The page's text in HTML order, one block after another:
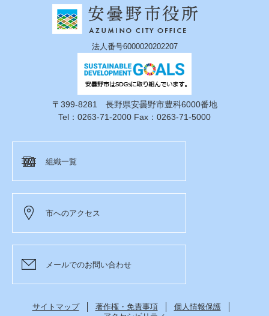
法人番号6000020202207
〒399-8281 長野県安曇野市豊科6000番地
Tel：0263-71-2000 Fax：0263-71-5000
組織一覧
市へのアクセス
メールでのお問い合わせ
サイトマップ 著作権・免責事項
個人情報保護